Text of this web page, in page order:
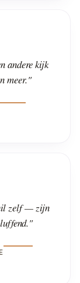
andere kijk
meer."
zelf — zijn